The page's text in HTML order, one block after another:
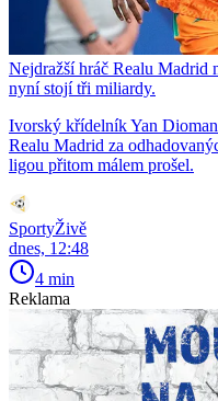
Nejdražší hráč Realu Madrid
nyní stojí tři miliardy.
Ivorský křídelník Yan
Realu Madrid za
ligou přitom málem prošel.
SportyŽivě
dnes, 12:48
4 min
Reklama